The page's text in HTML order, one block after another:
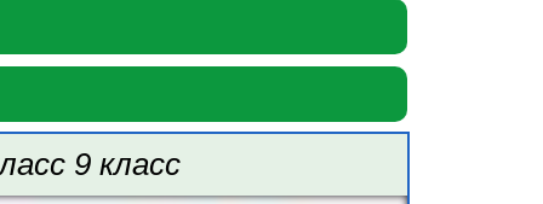
9 класс